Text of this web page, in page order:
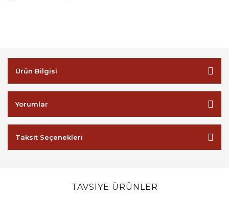
Ürün Bilgisi
Yorumlar
Taksit Seçenekleri
TAVSİYE ÜRÜNLER